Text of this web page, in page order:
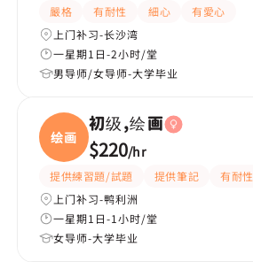
嚴格 有耐性 細心
有愛心
上门补习-长沙湾
一星期1日-2小时/堂
男导师/女导师-大学毕业
绘画
初级,绘画
$220/hr
提供練習題/試題 提供筆記 有耐性
上门补习-鸭利洲
一星期1日-1小时/堂
女导师-大学毕业